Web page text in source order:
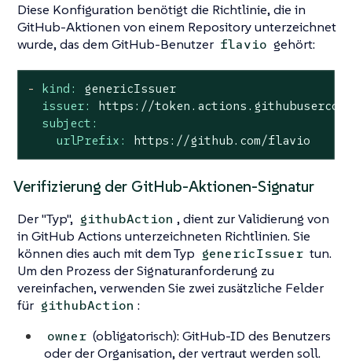
Diese Konfiguration benötigt die Richtlinie, die in
GitHub-Aktionen von einem Repository unterzeichnet
wurde, das dem GitHub-Benutzer flavio gehört:
- kind:
genericIssuer
issuer:
https://
subject:
urlPrefix:
https://github.com/flavio
Verifizierung der GitHub-Aktionen-Signatur
Der "Typ", githubAction , dient zur Validierung von
in GitHub Actions unterzeichneten Richtlinien. Sie
können dies auch mit dem Typ genericIssuer tun.
Um den Prozess der Signaturanforderung zu
vereinfachen, verwenden Sie zwei zusätzliche Felder
für githubAction :
owner (obligatorisch): GitHub-ID des Benutzers
oder der Organisation, der vertraut werden soll.